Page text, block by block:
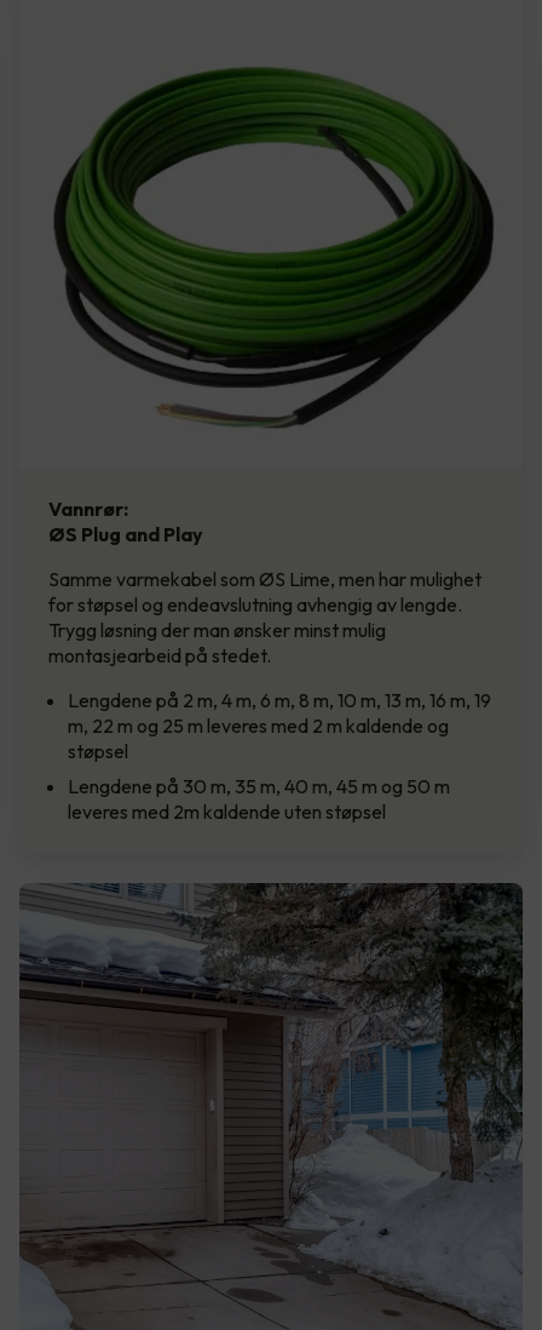
Vannrør:
ØS Plug and Play
Samme varmekabel som ØS Lime, men har mulighet
for støpsel og endeavslutning avhengig av lengde.
Trygg løsning der man ønsker minst mulig
montasjearbeid på stedet.
Lengdene på 2 m, 4 m, 6 m, 8 m, 10 m, 13 m, 16 m, 19
m, 22 m og 25 m leveres med 2 m kaldende og
støpsel
Lengdene på 30 m, 35 m, 40 m, 45 m og 50 m
leveres med 2m kaldende uten støpsel